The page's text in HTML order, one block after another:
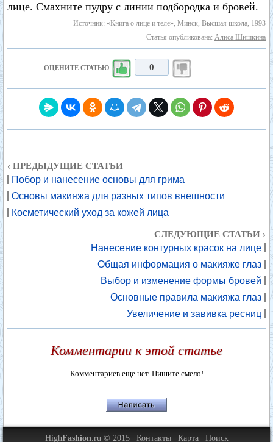
лице. Смахните пудру с линии подбородка и бровей.
Источник: «Книга о лице и теле», Минск, Высшая школа, 1993
Статья опубликована: Алиса Шишкина
ОЦЕНИТЕ СТАТЬЮ 0
‹ ПРЕДЫДУЩИЕ СТАТЬИ
Побор и нанесение основы для грима
Основы макияжа для разных типов внешности
Косметический уход за кожей лица
СЛЕДУЮЩИЕ СТАТЬИ ›
Нанесение контурных красок на лице
Общая информация о макияже глаз
Выбор и изменение формы бровей
Основные правила макияжа глаз
Увеличение и завивка ресниц
Комментарии к этой статье
Комментариев еще нет. Пишите смело!
HighFashion.ru © 2015 Контакты Карта Поиск